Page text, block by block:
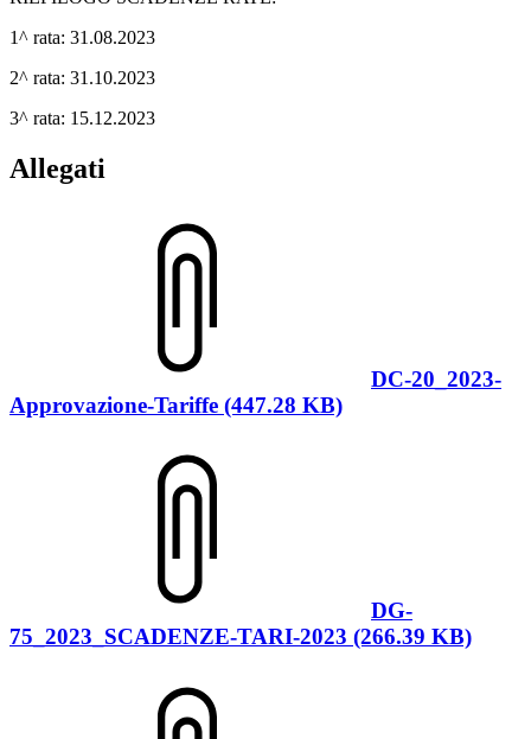
1^ rata: 31.08.2023
2^ rata: 31.10.2023
3^ rata: 15.12.2023
Allegati
DC-20_2023-
Approvazione-Tariffe (447.28 KB)
DG-
75_2023_SCADENZE-TARI-2023 (266.39 KB)